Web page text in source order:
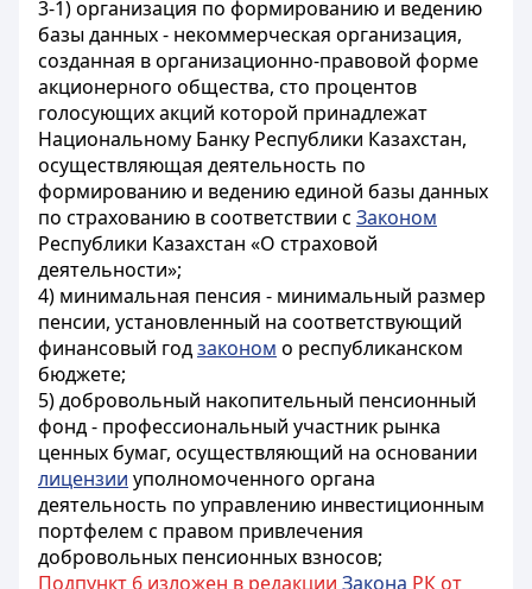
3-1) организация по формированию и ведению
базы данных - некоммерческая организация,
созданная в организационно-правовой форме
акционерного общества, сто процентов
голосующих акций которой принадлежат
Национальному Банку Республики Казахстан,
осуществляющая деятельность по
формированию и ведению единой базы данных
по страхованию в соответствии с Законом
Республики Казахстан «О страховой
деятельности»;
4) минимальная пенсия - минимальный размер
пенсии, установленный на соответствующий
финансовый годзаконом о республиканском
бюджете;
5) добровольный накопительный пенсионный
фонд - профессиональный участник рынка
ценных бумаг, осуществляющий на основании
лицензии уполномоченного органа
деятельность по управлению инвестиционным
портфелем с правом привлечения
добровольных пенсионных взносов;
Подпункт 6 изложен в редакции Закона РК от